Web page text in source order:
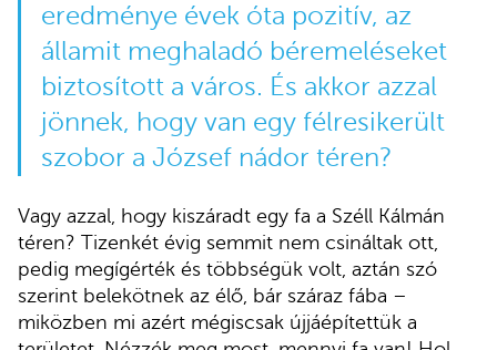
eredménye évek óta pozitív, az
államit meghaladó béremeléseket
biztosított a város. És akkor azzal
jönnek, hogy van egy félresikerült
szobor a József nádor téren?
Vagy azzal, hogy kiszáradt egy fa a Széll Kálmán
téren? Tizenkét évig semmit nem csináltak ott,
pedig megígérték és többségük volt, aztán szó
szerint belekötnek az élő, bár száraz fába –
miközben mi azért mégiscsak újjáépítettük a